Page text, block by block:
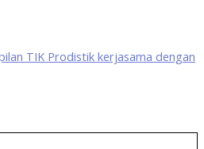
TIK Prodistik kerjasama dengan